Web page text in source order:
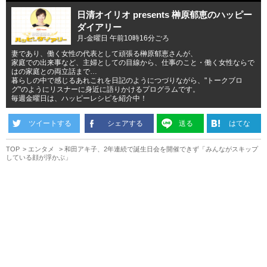
日清オイリオ presents 榊原郁恵のハッピー
ダイアリー
月-金曜日 午前10時16分ごろ
妻であり、働く女性の代表として頑張る榊原郁恵さんが、
家庭での出来事など、主婦としての目線から、仕事のこと・働く女性ならで
はの家庭との両立話まで…
暮らしの中で感じるあれこれを日記のようにつづりながら、"トークブロ
グ"のようにリスナーに身近に語りかけるプログラムです。
毎週金曜日は、ハッピーレシピを紹介中！
ツイートする シェアする 送る はてな
TOP エンタメ
和田アキ子、2年連続で誕生日会を開催できず「みんながスキップ
している顔が浮かぶ」